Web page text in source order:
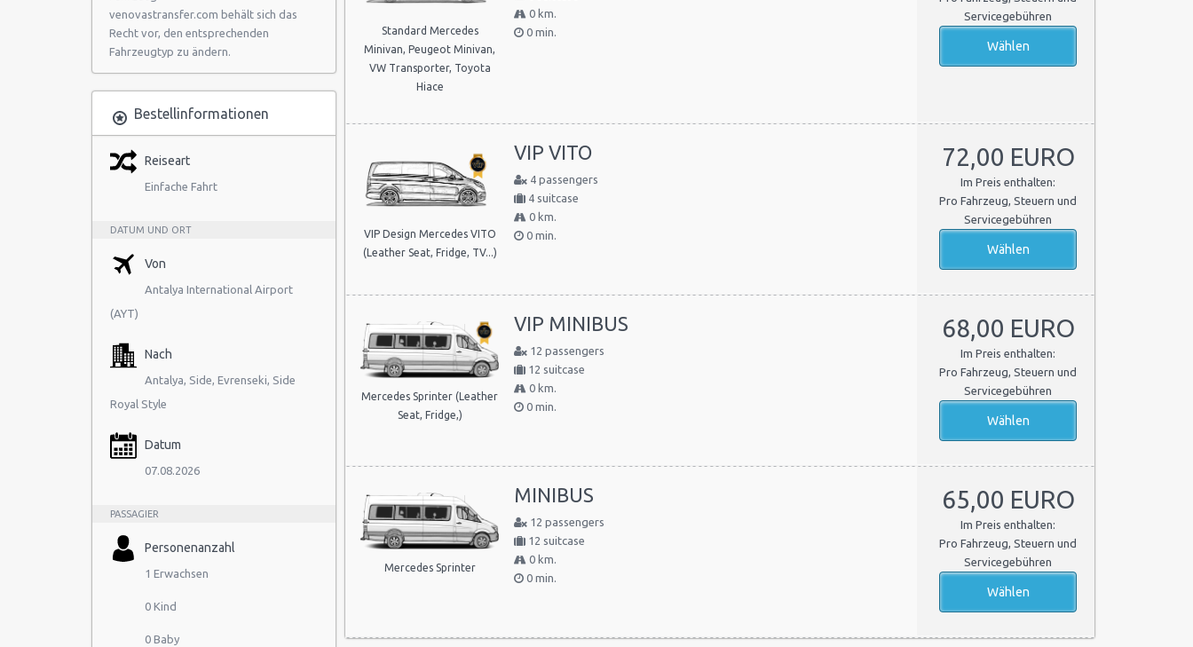
venovastransfer.com behält sich das
Recht vor, den entsprechenden
Fahrzeugtyp zu ändern.
Bestellinformationen
Reiseart
Einfache Fahrt
DATUM UND ORT
Von
Antalya International Airport
(AYT)
Nach
Antalya, Side, Evrenseki, Side
Royal Style
Datum
07.08.2026
PASSAGIER
Personenanzahl
1 Erwachsen
0 Kind
0 Baby
Standard Mercedes
Minivan, Peugeot Minivan,
VW Transporter, Toyota
Hiace
0 km.
0 min.
Servicegebühren
VIP Design Mercedes VITO
(Leather Seat, Fridge, TV...)
VIP VITO
4 passengers
4 suitcase
0 km.
0 min.
72,00 EURO
Im Preis enthalten:
Pro Fahrzeug, Steuern und
Servicegebühren
Mercedes Sprinter (Leather
Seat, Fridge,)
VIP MINIBUS
12 passengers
12 suitcase
0 km.
0 min.
68,00 EURO
Im Preis enthalten:
Pro Fahrzeug, Steuern und
Servicegebühren
Mercedes Sprinter
MINIBUS
12 passengers
12 suitcase
0 km.
0 min.
65,00 EURO
Im Preis enthalten:
Pro Fahrzeug, Steuern und
Servicegebühren